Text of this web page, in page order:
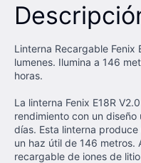
Linterna Recargable Fenix
lumenes. Ilumina a 146
horas.
La linterna Fenix E18R
rendimiento con un
días. Esta linterna
un haz útil de 146 metros.
recargable de iones de